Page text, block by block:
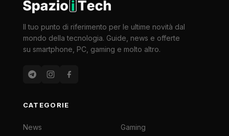
Il tuo punto di riferimento per le ultime novità dal
mondo della tecnologia. Guide, news e offerte
su smartphone, PC, gaming e molto altro.
CATEGORIE
News
Gaming